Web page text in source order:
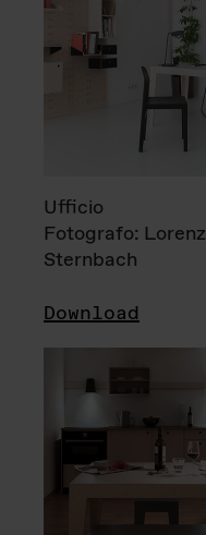
Ufficio
Fotografo: Lorenz
Sternbach
Download